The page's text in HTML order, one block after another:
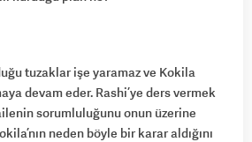
tuzaklar işe yaramaz ve Kokila
devam eder. Rashi’ye ders vermek
sorumluluğunu onun üzerine
neden böyle bir karar aldığını